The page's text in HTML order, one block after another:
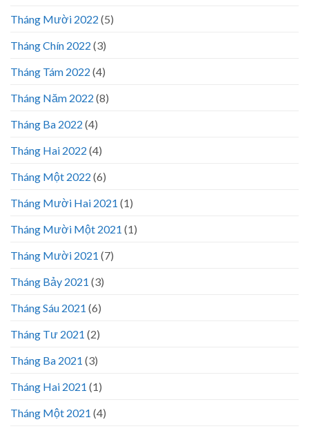
Tháng Mười 2022 (5)
Tháng Chín 2022 (3)
Tháng Tám 2022 (4)
Tháng Năm 2022 (8)
Tháng Ba 2022 (4)
Tháng Hai 2022 (4)
Tháng Một 2022 (6)
Tháng Mười Hai 2021 (1)
Tháng Mười Một 2021 (1)
Tháng Mười 2021 (7)
Tháng Bảy 2021 (3)
Tháng Sáu 2021 (6)
Tháng Tư 2021 (2)
Tháng Ba 2021 (3)
Tháng Hai 2021 (1)
Tháng Một 2021 (4)